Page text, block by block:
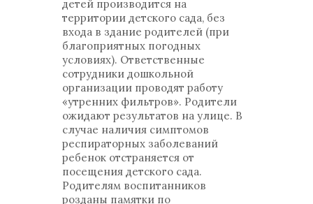
детей производится на
территории детского сада, без
входа в здание родителей (при
благоприятных погодных
условиях). Ответственные
сотрудники дошкольной
организации проводят работу
«утренних фильтров». Родители
ожидают результатов на улице. В
случае наличия симптомов
респираторных заболеваний
ребенок отстраняется от
посещения детского сада.
Родителям воспитанников
розданы памятки по